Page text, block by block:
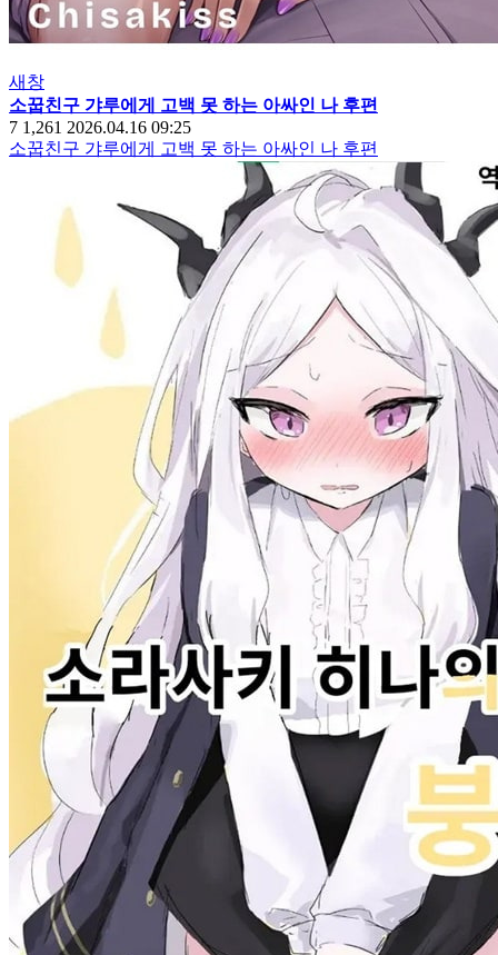
새창
소꿉친구 갸루에게 고백 못 하는 아싸인 나 후편
7 1,261 2026.04.16 09:25
소꿉친구 갸루에게 고백 못 하는 아싸인 나 후편